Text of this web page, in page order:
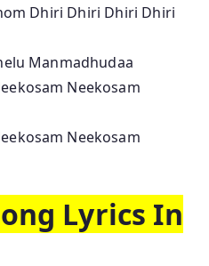
Dhiri Dhiri Dhiri Dhiri
Manmadhudaa
Neekosam
Neekosam
Lyrics In